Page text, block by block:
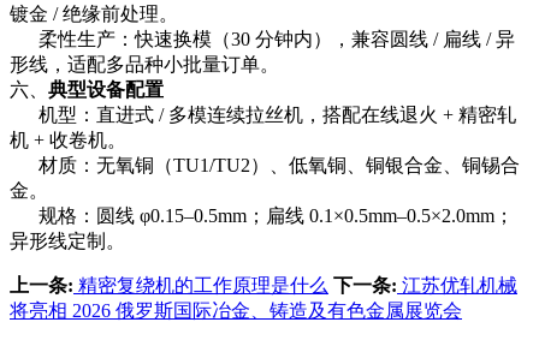
镀金 / 绝缘前处理。
柔性生产：快速换模（30 分钟内），兼容圆线 / 扁线 / 异
形线，适配多品种小批量订单。
六、 典型设备配置
机型：直进式 / 多模连续拉丝机，搭配在线退火 + 精密轧
机 + 收卷机。
材质：无氧铜（TU1/TU2）、低氧铜、铜银合金、铜锡合
金。
规格：圆线 φ0.15–0.5mm；扁线 0.1×0.5mm–0.5×2.0mm；
异形线定制。
上一条: 精密复绕机的工作原理是什么 下一条: 江苏优轧机械
将亮相 2026 俄罗斯国际冶金、铸造及有色金属展览会